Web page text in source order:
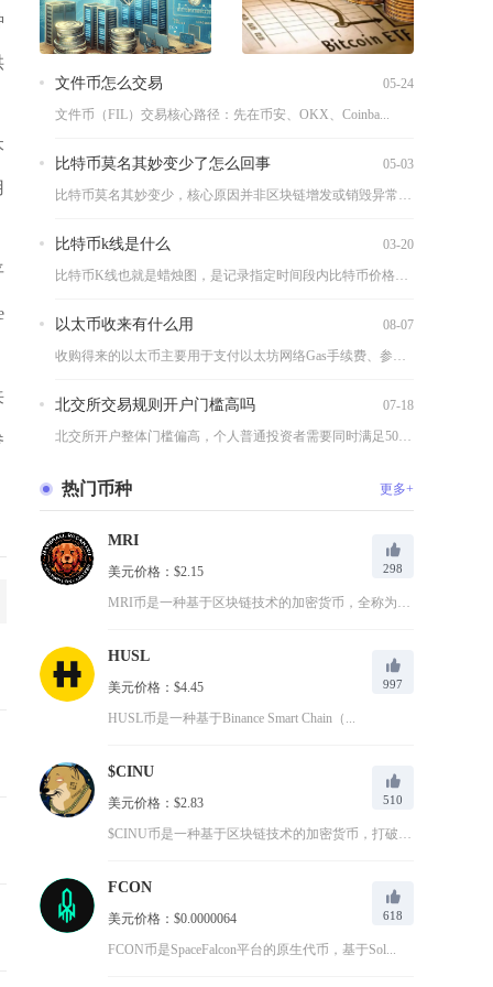
文件币怎么交易 05-24
文件币（FIL）交易核心路径：先在币安、OKX、Coinba...
比特币莫名其妙变少了怎么回事 05-03
比特币莫名其妙变少，核心原因并非区块链增发或销毁异常，而是私...
比特币k线是什么 03-20
比特币K线也就是蜡烛图，是记录指定时间段内比特币价格波动的可...
以太币收来有什么用 08-07
收购得来的以太币主要用于支付以太坊网络Gas手续费、参与质押...
北交所交易规则开户门槛高吗 07-18
北交所开户整体门槛偏高，个人普通投资者需要同时满足50万日均...
热门币种 更多+
MRI
美元价格：$2.15 298
MRI币是一种基于区块链技术的加密货币，全称为Medical...
HUSL
美元价格：$4.45 997
HUSL币是一种基于Binance Smart Chain（...
$CINU
美元价格：$2.83 510
$CINU币是一种基于区块链技术的加密货币，打破传统金融壁垒...
FCON
美元价格：$0.0000064 618
FCON币是SpaceFalcon平台的原生代币，基于Sol...